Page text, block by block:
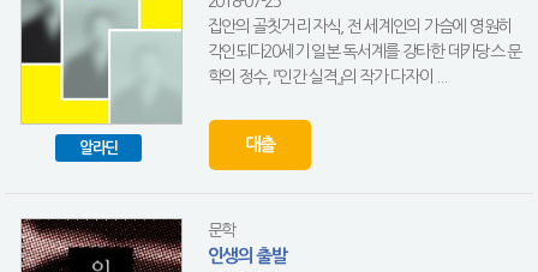
알라딘
집안의 골칫거리 자식, 전 세계인의 가슴에 영원히
각인되다20세기 일본 독서계를 강타한 데카당스 문
학의 정수, 『인간 실격』의 작가 다자이 ...
대출
문학
인생의 출발